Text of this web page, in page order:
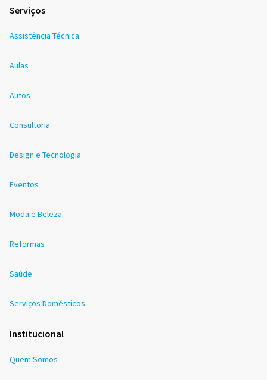
Serviços
Assistência Técnica
Aulas
Autos
Consultoria
Design e Tecnologia
Eventos
Moda e Beleza
Reformas
Saúde
Serviços Domésticos
Institucional
Quem Somos